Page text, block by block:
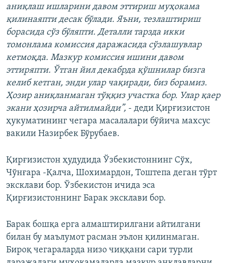
аниқлаш ишларини давом эттириш муҳокама
қилинаяпти десак бўлади. Яъни, тезлаштириш
борасида сўз бўляпти. Деталли тарзда икки
томонлама комиссия даражасида сўзлашувлар
кетмоқда. Мазкур комиссия ишини давом
эттиряпти. Ўтган йил декабрда қўшнилар бизга
келиб кетган, энди улар чақиради, биз борамиз.
Ҳозир аниқланмаган тўққиз участка бор. Улар қаер
экани ҳозирча айтилмайди”, - деди Қирғизистон
ҳукуматининг чегара масалалари бўйича махсус
вакили Назирбек Бўрубаев.
Қирғизистон ҳудудида Ўзбекистоннинг Сўх,
Чўнғара -Қалча, Шохимардон, Тоштепа деган тўрт
эксклави бор. Ўзбекистон ичида эса
Қирғизистоннинг Барак эксклави бор.
Барак бошқа ерга алмаштирилгани айтилгани
билан бу маълумот расман эълон қилинмаган.
Бироқ чегараларда низо чиққани сари турли